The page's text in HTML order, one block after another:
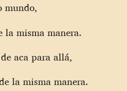
mundo,
la misma manera.
aca para allá,
la misma manera.